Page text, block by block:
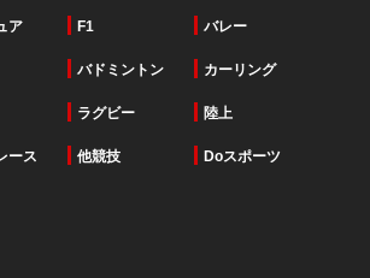
ア F1 バレー
バドミントン カーリング
ラグビー 陸上
ース 他競技 Doスポーツ